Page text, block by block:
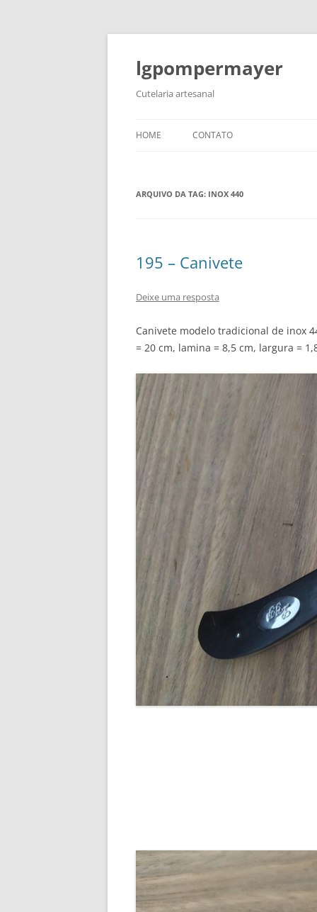
lgpompermayer
Cutelaria artesanal
HOME CONTATO
ARQUIVO DA TAG: INOX 440
195 – Canivete
Deixe uma resposta
Canivete modelo tradicional de inox
= 20 cm, lamina = 8,5 cm, largura =